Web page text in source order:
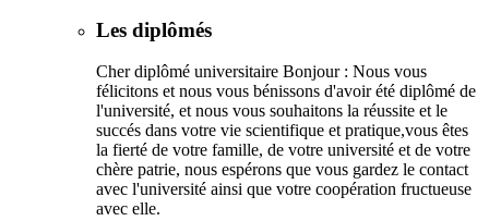
Les diplômés
Cher diplômé universitaire Bonjour : Nous vous
félicitons et nous vous bénissons d'avoir été diplômé de
l'université, et nous vous souhaitons la réussite et le
succés dans votre vie scientifique et pratique,vous êtes
la fierté de votre famille, de votre université et de votre
chère patrie, nous espérons que vous gardez le contact
avec l'université ainsi que votre coopération fructueuse
avec elle.